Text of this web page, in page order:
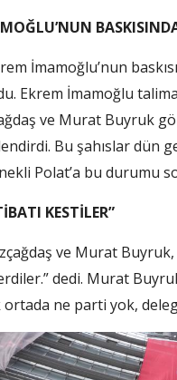
İmamoğlu’nun
Ekrem İmamoğlu
ve Murat Buyruk
Bu şahıslar dün
Polat’a bu durumu
KESTİLER”
ve Murat
dedi. Murat
ortada ne parti yok,